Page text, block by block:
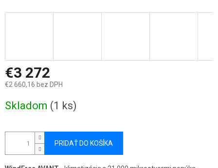
€3 272
€2 660,16 bez DPH
cena:
Skladom (1 ks)
PRIDAŤ DO KOŠÍKA